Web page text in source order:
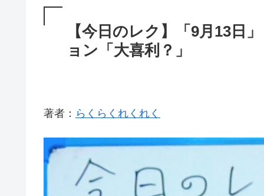
【今日のレク】「9月13日
ョン「大喜利？」
著者： らくらくれくれく